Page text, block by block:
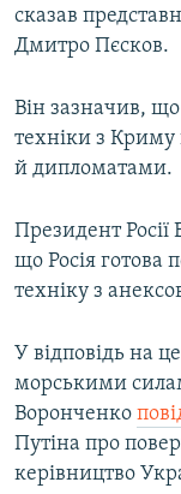
сказав
Дмитро Пєсков.
Він зазначив, що
техніки з Криму
й дипломатами.
Президент Росії
що Росія готова
техніку з
У відповідь на
морськими
Воронченко
Путіна про
керівництво